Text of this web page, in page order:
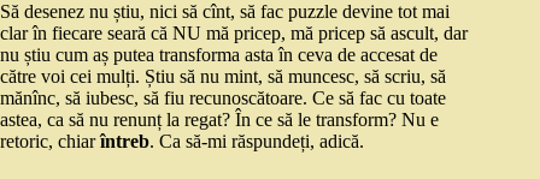
Să desenez nu știu, nici să cînt, să fac puzzle devine tot mai
clar în fiecare seară că NU mă pricep, mă pricep să ascult, dar
nu știu cum aș putea transforma asta în ceva de accesat de
către voi cei mulți. Știu să nu mint, să muncesc, să scriu, să
mănînc, să iubesc, să fiu recunoscătoare. Ce să fac cu toate
astea, ca să nu renunț la regat? În ce să le transform? Nu e
retoric, chiarîntreb. Ca să-mi răspundeți, adică.